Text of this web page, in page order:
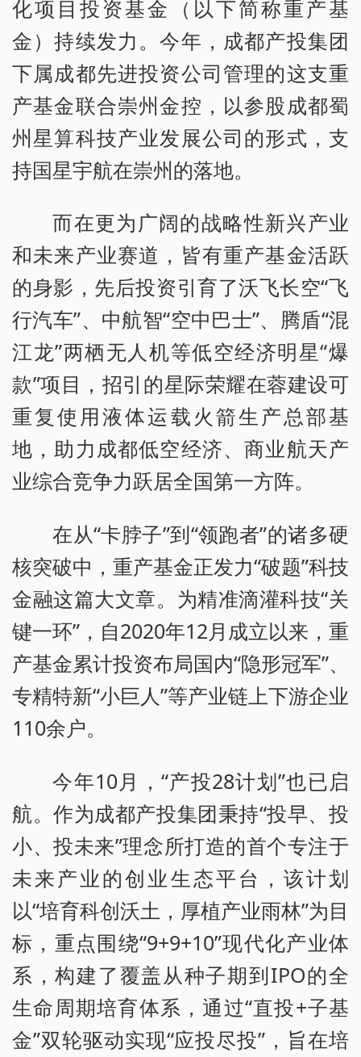
化项目投资基金（以下简称重产基
金）持续发力。今年，成都产投集团
下属成都先进投资公司管理的这支重
产基金联合崇州金控，以参股成都蜀
州星算科技产业发展公司的形式，支
持国星宇航在崇州的落地。
而在更为广阔的战略性新兴产业
和未来产业赛道，皆有重产基金活跃
的身影，先后投资引育了沃飞长空“飞
行汽车”、中航智“空中巴士”、腾盾“混
江龙”两栖无人机等低空经济明星“爆
款”项目，招引的星际荣耀在蓉建设可
重复使用液体运载火箭生产总部基
地，助力成都低空经济、商业航天产
业综合竞争力跃居全国第一方阵。
在从“卡脖子”到“领跑者”的诸多硬
核突破中，重产基金正发力“破题”科技
金融这篇大文章。为精准滴灌科技“关
键一环”，自2020年12月成立以来，重
产基金累计投资布局国内“隐形冠军”、
专精特新“小巨人”等产业链上下游企业
110余户。
今年10月，“产投28计划”也已启
航。作为成都产投集团秉持“投早、投
小、投未来”理念所打造的首个专注于
未来产业的创业生态平台，该计划
以“培育科创沃土，厚植产业雨林”为目
标，重点围绕“9+9+10”现代化产业体
系，构建了覆盖从种子期到IPO的全
生命周期培育体系，通过“直投+子基
金”双轮驱动实现“应投尽投”，旨在培